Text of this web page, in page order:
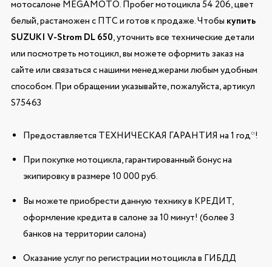
мотосалоне MEGAMOTO. Пробег мотоцикла 54 206, цвет
белый, растаможен с ПТС и готов к продаже. Чтобы купить
SUZUKI V-Strom DL 650, уточнить все технические детали
или посмотреть мотоцикл, вы можете оформить заказ на
сайте или связаться с нашими менеджерами любым удобным
способом. При обращении указывайте, пожалуйста, артикул
S75463
Предоставляется ТЕХНИЧЕСКАЯ ГАРАНТИЯ на 1 год*!
При покупке мотоцикла, гарантированный бонус на
экипировку в размере 10 000 руб.
Вы можете приобрести данную технику в КРЕДИТ,
оформление кредита в салоне за 10 минут! (более 3
банков на территории салона)
Оказание услуг по регистрации мотоцикла в ГИБДД